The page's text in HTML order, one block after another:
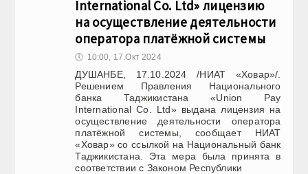
International Co. Ltd» лицензию
на осуществление деятельности
оператора платёжной системы
🕔 10:00, 17.Окт 2024
ДУШАНБЕ, 17.10.2024 /НИАТ «Ховар»/.
Решением Правления Национального
банка Таджикистана «Union Pay
International Co. Ltd» выдана лицензия на
осуществление деятельности оператора
платёжной системы, сообщает НИАТ
«Ховар» со ссылкой на Национальный банк
Таджикистана. Эта мера была принята в
соответствии с Законом Республики